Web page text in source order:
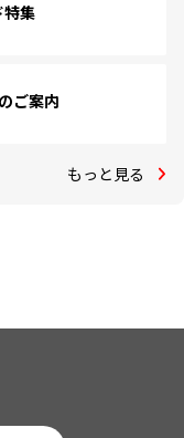
特集
ご案内
もっと見る